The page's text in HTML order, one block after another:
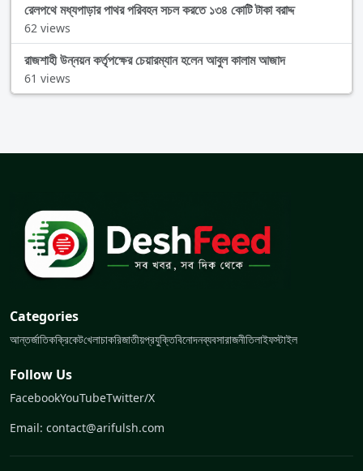
রেলপথে মধ্যপাড়ার পাথর পরিবহন সচল করতে ১৩৪ কোটি টাকা বরাদ্দ
62 views
রাজশাহী উন্নয়ন কর্তৃপক্ষের চেয়ারম্যান হলেন আবুল কালাম আজাদ
61 views
Categories
আন্তর্জাতিকক্রিকেটখেলাচাকরিজাতীয়প্রযুক্তিবিনোদনব্যবসারাজনীতিলাইফস্টাইল
Follow Us
FacebookYouTubeTwitter/X
Email: contact@arifulsh.com